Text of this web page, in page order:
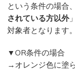
という条件の場合
されている方以外
対象者となります。
▼OR条件の場合
→オレンジ色に塗